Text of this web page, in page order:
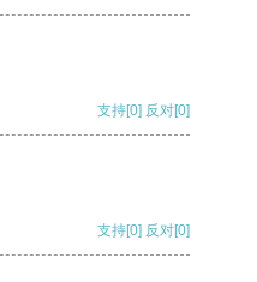
支持[0] 反对[0]
支持[0] 反对[0]